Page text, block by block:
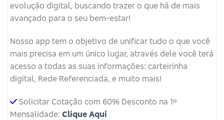
evolução digital, buscando trazer o que há de mais
avançado para o seu bem-estar!
Nosso app tem o objetivo de unificar tudo o que você
mais precisa em um único lugar, através dele você terá
acesso a todas as suas informações: carteirinha
digital, Rede Referenciada, e muito mais!
Solicitar Cotação com 60% Desconto na 1º
Mensalidade: Clique Aqui